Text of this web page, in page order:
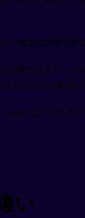
(彼女は医療
く使われます。I
ンジ)といった表現
career は「これま
い